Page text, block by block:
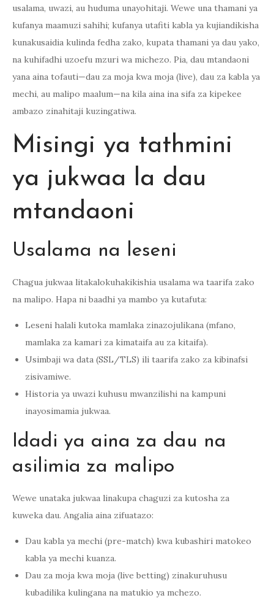
usalama, uwazi, au huduma unayohitaji. Wewe una thamani ya
kufanya maamuzi sahihi; kufanya utafiti kabla ya kujiandikisha
kunakusaidia kulinda fedha zako, kupata thamani ya dau yako,
na kuhifadhi uzoefu mzuri wa michezo. Pia, dau mtandaoni
yana aina tofauti—dau za moja kwa moja (live), dau za kabla ya
mechi, au malipo maalum—na kila aina ina sifa za kipekee
ambazo zinahitaji kuzingatiwa.
Misingi ya tathmini
ya jukwaa la dau
mtandaoni
Usalama na leseni
Chagua jukwaa litakalokuhakikishia usalama wa taarifa zako
na malipo. Hapa ni baadhi ya mambo ya kutafuta:
Leseni halali kutoka mamlaka zinazojulikana (mfano,
mamlaka za kamari za kimataifa au za kitaifa).
Usimbaji wa data (SSL/TLS) ili taarifa zako za kibinafsi
zisivamiwe.
Historia ya uwazi kuhusu mwanzilishi na kampuni
inayosimamia jukwaa.
Idadi ya aina za dau na
asilimia za malipo
Wewe unataka jukwaa linakupa chaguzi za kutosha za
kuweka dau. Angalia aina zifuatazo:
Dau kabla ya mechi (pre-match) kwa kubashiri matokeo
kabla ya mechi kuanza.
Dau za moja kwa moja (live betting) zinakuruhusu
kubadilika kulingana na matukio ya mchezo.